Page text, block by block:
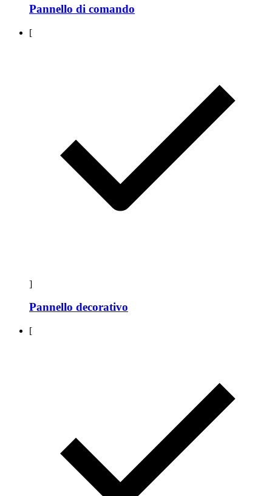
Pannello di comando
[
]
Pannello decorativo
[